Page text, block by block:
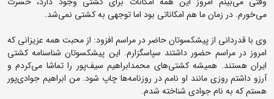
می‌خورم. در زمان ما هم امکاناتی بود اما توجهی به کشتی نمی‌شد.
وی با قدردانی از پیشکسوتان حاضر در مراسم افزود: از محبت همه عزیزانی که
امروز در مراسم حضور داشتند سپاسگزارم. این پیشکسوتان شناسنامه کشتی
ایران هستند. همیشه کشتی‌های محمدابراهیم سیف‌پور را تماشا می‌کردم و
آرزو داشتم روزی مانند او نامم در روزنامه‌ها چاپ شود. من ابراهیم جوادی‌پور
هستم که به نام جوادی شناخته شدم.